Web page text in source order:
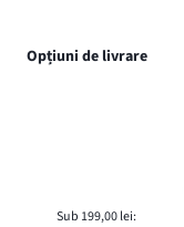
Opțiuni de livrare
Sub 199,00 lei: